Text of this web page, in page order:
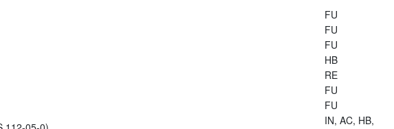
FU
FU
FU
HB
RE
FU
FU
IN, AC, HB,